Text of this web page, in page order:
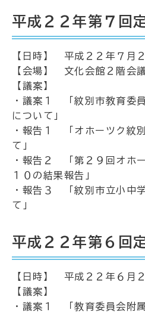
平成２２年第７回
【日時】 平成２２年７月
【会場】 文化会館２階会
【議案】
・議案１ 「紋別市教育委
について」
・報告１ 「オホーツク紋
て」
・報告２ 「第２９回オホ
１０の結果報告」
・報告３ 「紋別市立小中
て」
平成２２年第６回
【日時】 平成２２年６月
【議案】
・議案１ 「教育委員会附